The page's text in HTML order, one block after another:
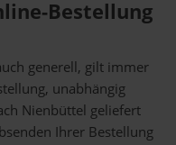
Bestellung
generell, gilt immer
unabhängig
Nienbüttel geliefert
Ihrer Bestellung